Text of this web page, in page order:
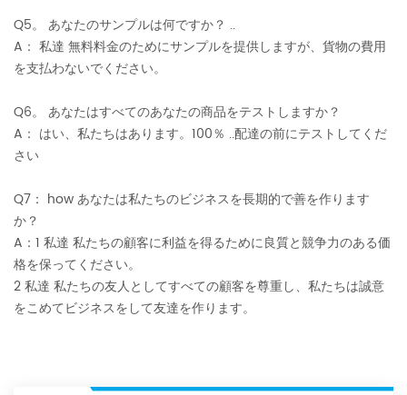
Q5。 あなたのサンプルは何ですか？ ..
A： 私達 無料料金のためにサンプルを提供しますが、貨物の費用
を支払わないでください。
Q6。 あなたはすべてのあなたの商品をテストしますか？
A： はい、私たちはあります。100％ ..配達の前にテストしてくだ
さい
Q7： how あなたは私たちのビジネスを長期的で善を作ります
か？
A：1 私達 私たちの顧客に利益を得るために良質と競争力のある価
格を保ってください。
2 私達 私たちの友人としてすべての顧客を尊重し、私たちは誠意
をこめてビジネスをして友達を作ります。